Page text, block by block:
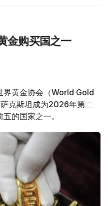
金购买国之一
界黄金协会（World Gold
克斯坦成为2026年第二
的国家之一。